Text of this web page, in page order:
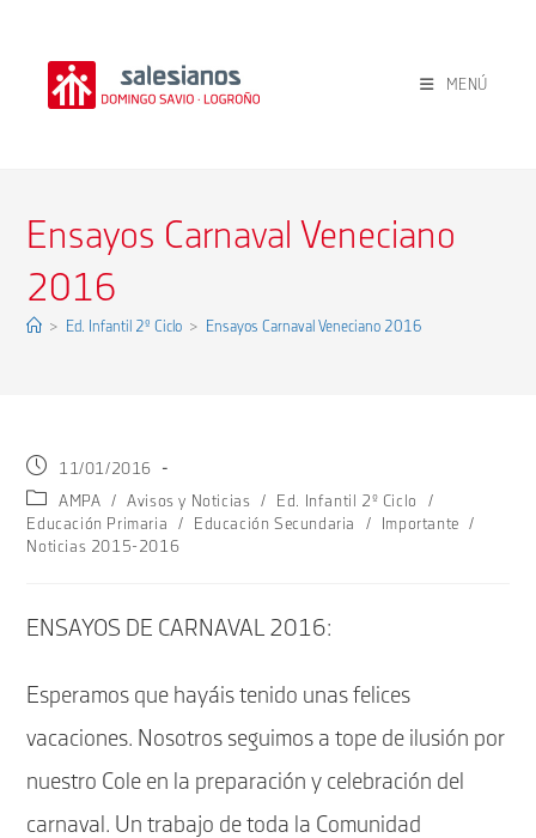
contenido
MENÚ
Ensayos Carnaval Veneciano
2016
> Ed. Infantil 2º Ciclo > Ensayos Carnaval Veneciano 2016
Publicación
de
la
entrada:
11/01/2016
Categoría
de
la
AMPA / Avisos y Noticias / Ed. Infantil 2º Ciclo
/
Educación Primaria
/ Educación Secundaria / Importante
/
Noticias 2015-2016
ENSAYOS DE CARNAVAL 2016:
Esperamos que hayáis tenido unas felices
vacaciones. Nosotros seguimos a tope de ilusión por
nuestro Cole en la preparación y celebración del
carnaval. Un trabajo de toda la Comunidad